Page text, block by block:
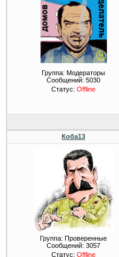
Группа: Модераторы
Сообщений: 5030
Статус: Offline
Коба13
Группа: Проверенные
Сообщений: 3057
Статус: Offline